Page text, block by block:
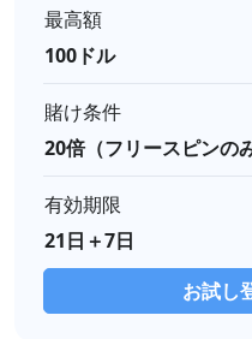
最高額
100ドル
賭け条件
20倍（フリースピンの
有効期限
21日＋7日
お試し